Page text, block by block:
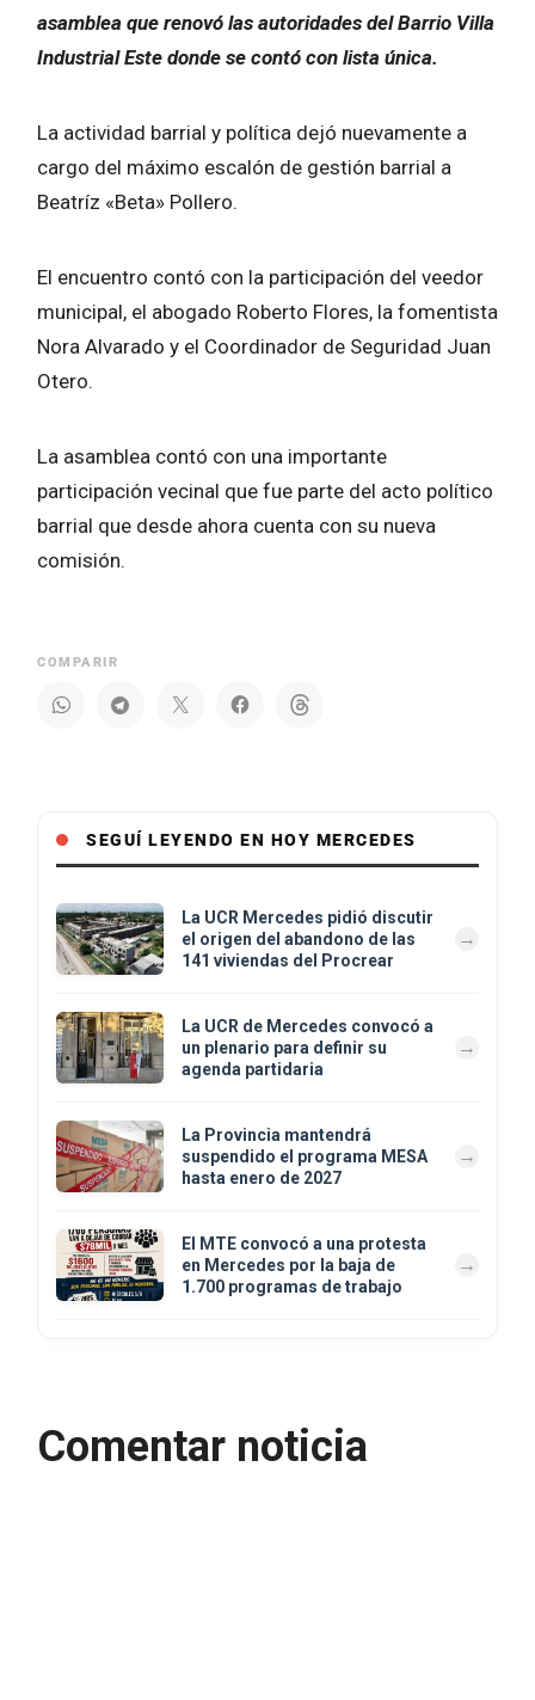
asamblea que renovó las autoridades del Barrio Villa
Industrial Este donde se contó con lista única.
La actividad barrial y política dejó nuevamente a
cargo del máximo escalón de gestión barrial a
Beatríz «Beta» Pollero.
El encuentro contó con la participación del veedor
municipal, el abogado Roberto Flores, la fomentista
Nora Alvarado y el Coordinador de Seguridad Juan
Otero.
La asamblea contó con una importante
participación vecinal que fue parte del acto político
barrial que desde ahora cuenta con su nueva
comisión.
COMPARIR
SEGUÍ LEYENDO EN HOY MERCEDES
La UCR Mercedes pidió discutir
el origen del abandono de las
141 viviendas del Procrear
La UCR de Mercedes convocó a
un plenario para definir su
agenda partidaria
La Provincia mantendrá
suspendido el programa MESA
hasta enero de 2027
El MTE convocó a una protesta
en Mercedes por la baja de
1.700 programas de trabajo
Comentar noticia